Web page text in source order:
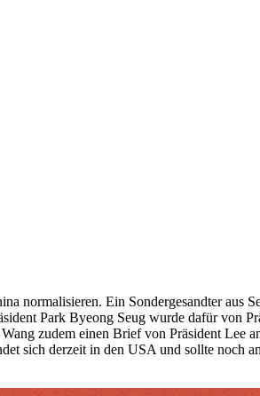
normalisieren. Ein Sondergesandter aus
Park Byeong Seug wurde dafür von
zudem einen Brief von Präsident Lee
sich derzeit in den USA und sollte noch